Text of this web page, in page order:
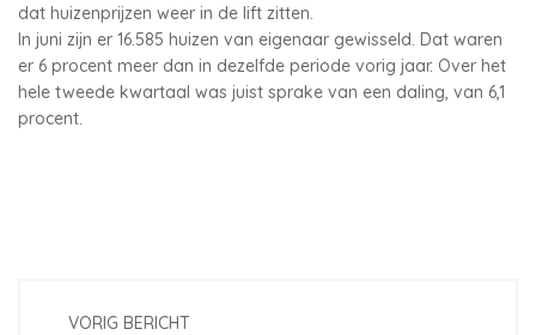
dat huizenprijzen weer in de lift zitten.
In juni zijn er 16.585 huizen van eigenaar gewisseld. Dat waren
er 6 procent meer dan in dezelfde periode vorig jaar. Over het
hele tweede kwartaal was juist sprake van een daling, van 6,1
procent.
VORIG BERICHT